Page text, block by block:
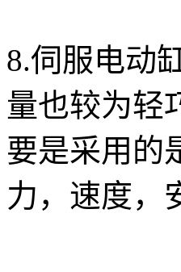
8.伺服电动
量也较为轻
要是采用的
力，速度，